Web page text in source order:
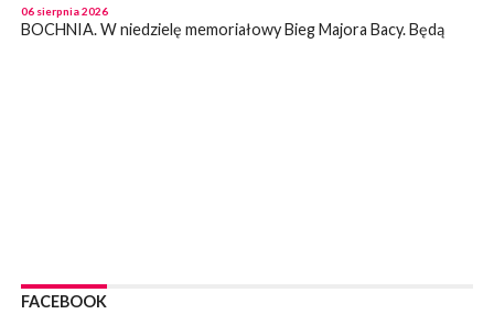
06 sierpnia 2026
BOCHNIA. W niedzielę memoriałowy Bieg Majora Bacy. Będą
06 sierpnia 2026
POWIAT BRZESKI. W Wytrzyszczce karetka zderzyła się z
FACEBOOK